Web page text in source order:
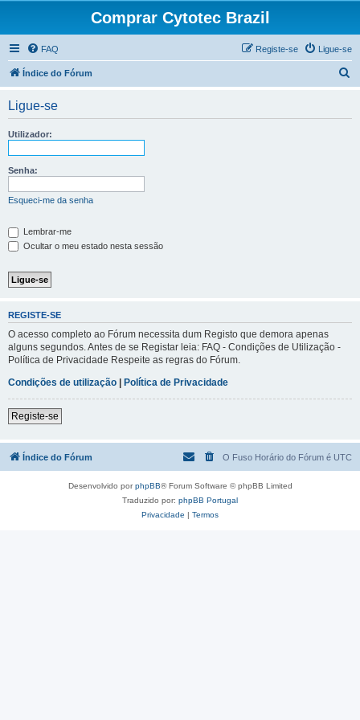
Comprar Cytotec Brazil
FAQ Ligue-se
Registe-se
Índice do Fórum
Ligue-se
Utilizador:
Senha:
Esqueci-me da senha
Lembrar-me
Ocultar o meu estado nesta sessão
REGISTE-SE
O acesso completo ao Fórum necessita dum Registo que demora apenas
alguns segundos. Antes de se Registar leia: FAQ - Condições de Utilização -
Política de Privacidade Respeite as regras do Fórum.
Condições de utilização | Política de Privacidade
Registe-se
Índice do Fórum O Fuso Horário do Fórum é UTC
Desenvolvido porphpBB® Forum Software © phpBB Limited
Traduzido por: phpBB Portugal
Privacidade | Termos